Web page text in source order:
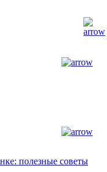
полезные советы